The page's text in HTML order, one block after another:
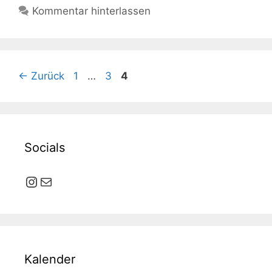
Kommentar hinterlassen
← Zurück Seite
1 … Seite
3 Seite
4
Socials
Instagram
E-Mail
Kalender